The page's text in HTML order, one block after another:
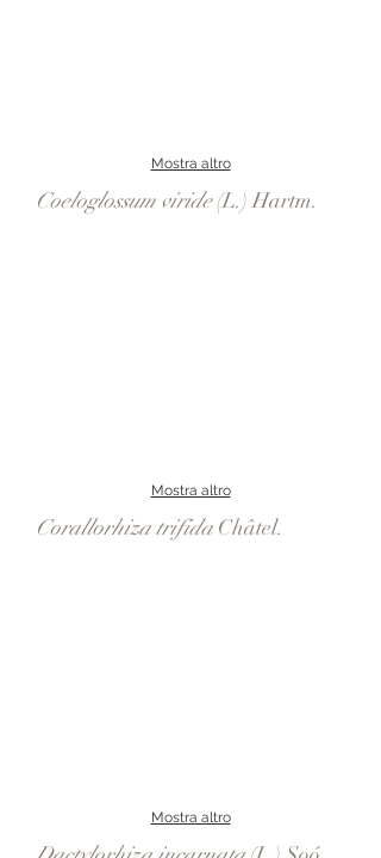
Mostra altro
Coeloglossum viride(L.) Hartm.
Mostra altro
Corallorhiza trifida Châtel.
Mostra altro